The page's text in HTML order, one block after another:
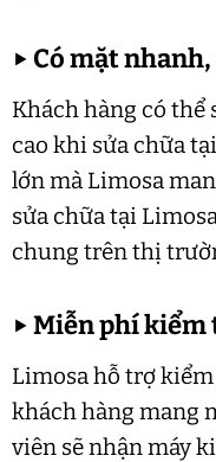
▶ Có mặt
Khách hàng có thể
cao khi sửa chữa
lớn mà Limosa
sửa chữa tại
chung trên thị
▶Miễn phí kiểm
Limosa hỗ trợ
khách hàng mang
viên sẽ nhận máy